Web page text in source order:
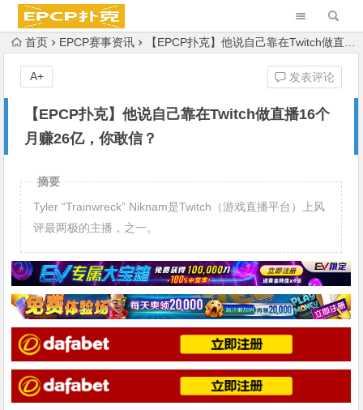
首页 EPCP赛事资讯 【EPCP扑克】他说自己靠在Twitch做直播16个月赚26亿，你敢信？
【EPCP扑克】他说自己靠在Twitch做直播16个
月赚26亿，你敢信？
发表评论
A+
摘要
Tyler “Trainwreck” Niknam是Twitch（游戏直播平台）上风
评最两极的主播，之一。